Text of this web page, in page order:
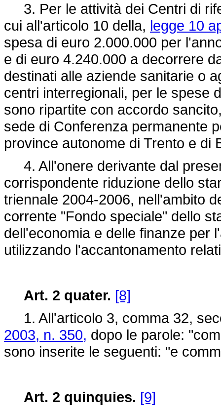
3. Per le attività dei Centri di
cui all'articolo 10 della, legge 10
spesa di euro 2.000.000 per
e di euro 4.240.000 a decorrere
destinati alle aziende sanitarie o
centri interregionali, per le spese
sono ripartite con accordo
sede di Conferenza permanente
province autonome di Trento e di
4. All'onere derivante dal
corrispondente riduzione dello
triennale 2004-2006, nell'ambito
corrente "Fondo speciale" dello
dell'economia e delle finanze per
utilizzando l'accantonamento
Art. 2 quater. [8]
1. All'articolo 3, comma 32,
2003, n. 350, dopo le parole:
sono inserite le seguenti: "e
Art. 2 quinquies. [9]